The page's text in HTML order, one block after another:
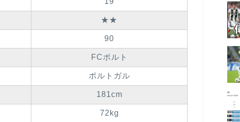
★★
90
FCポルト
ポルトガル
181cm
72kg